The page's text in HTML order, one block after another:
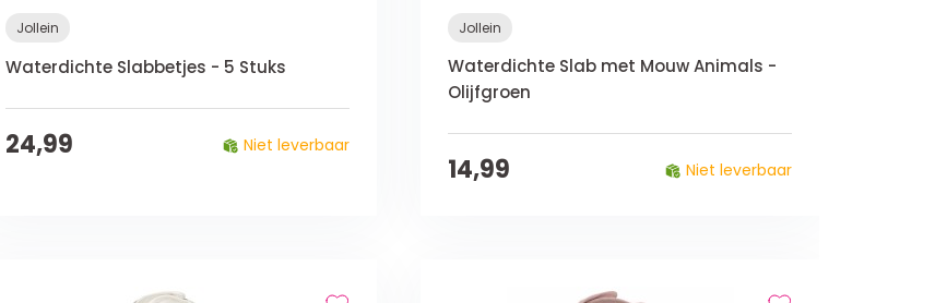
Jollein
Waterdichte Slabbetjes - 5 Stuks
24,99 Niet leverbaar
Jollein
Waterdichte Slab met Mouw Animals -
Olijfgroen
14,99 Niet leverbaar